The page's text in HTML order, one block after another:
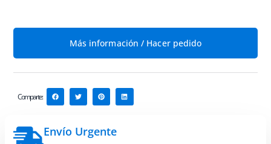
Más información / Hacer pedido
Comparte:
Envío Urgente